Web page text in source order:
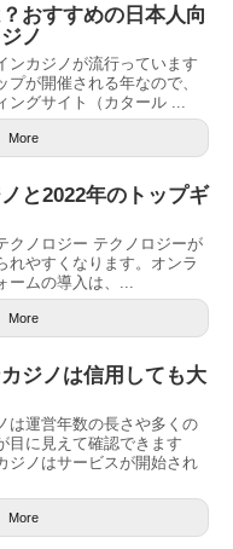
おすすめの日本人向
ノ
ンカジノが流行っています
が開催される年なので、
ングサイト（カタール ...
More
と2022年のトップギ
クノロジー テクノロジーが
れやすくなります。オンラ
ームの導入は、...
More
ジノは信用しても大
は運営年数の長さや多くの
目に見えて確認できます
ジノはサービスが開始され
More